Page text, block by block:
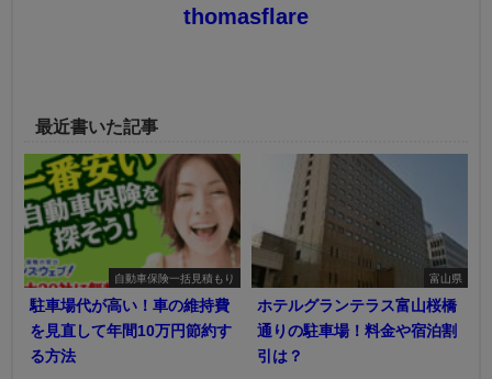
thomasflare
最近書いた記事
自動車保険一括見積もり
駐車場代が高い！車の維持費
を見直して年間10万円節約す
る方法
富山県
ホテルグランテラス富山桜橋
通りの駐車場！料金や宿泊割
引は？